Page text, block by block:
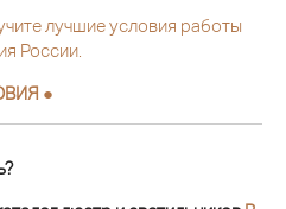
лучшие условия работы
России.
●